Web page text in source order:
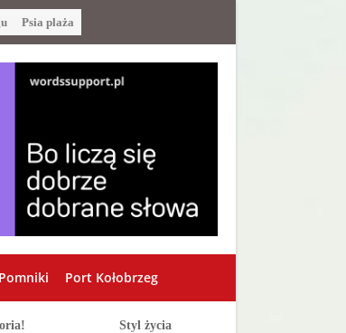
Psia plaża
Pomniki Port Kołobrzeg
Styl życia